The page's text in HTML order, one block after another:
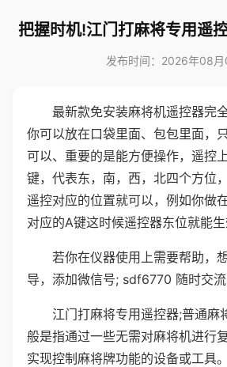
把握时机!江门打麻将专用遥
发布时间：2026年08月
最新款免安装麻将机遥控器完
你可以放在口袋里面、包包里面，
可以、重要的是能方便操作，遥控
键，代表东，南，西，北四个方位
遥控对应的位置就可以，例如你做
对应的A键这时候遥控器东位就能生
若你在仪器使用上需要帮助，
导，添加微信号; sdf6770 随时交流
江门打麻将专用遥控器;普通麻
般是指通过一些无需对麻将机进行
实现控制麻将牌功能的设备或工具。